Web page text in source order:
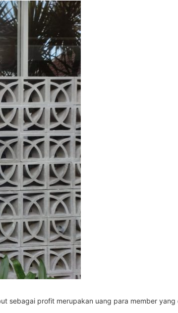
sebagai profit merupakan uang para member yang